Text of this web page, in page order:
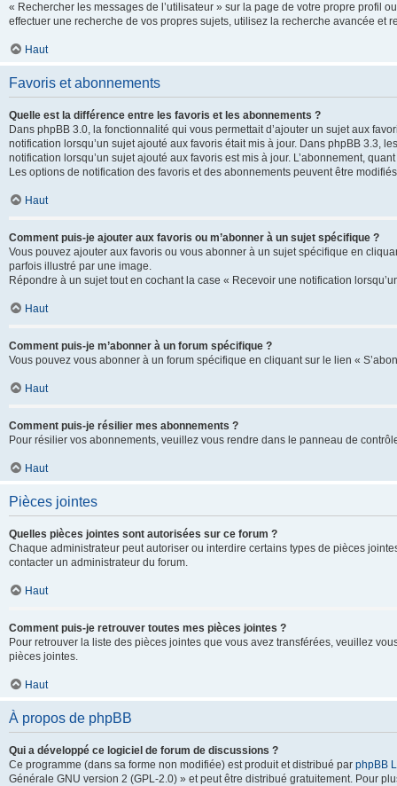
« Rechercher les messages de l’utilisateur » sur la page de votre propre profil
effectuer une recherche de vos propres sujets, utilisez la recherche avancée
Haut
Favoris et abonnements
Quelle est la différence entre les favoris et les abonnements ?
Dans phpBB 3.0, la fonctionnalité qui vous permettait d’ajouter un sujet aux
notification lorsqu’un sujet ajouté aux favoris était mis à jour. Dans phpBB 3.3,
notification lorsqu’un sujet ajouté aux favoris est mis à jour. L’abonnement,
Les options de notification des favoris et des abonnements peuvent être
Haut
Comment puis-je ajouter aux favoris ou m’abonner à un sujet spécifique ?
Vous pouvez ajouter aux favoris ou vous abonner à un sujet spécifique en
parfois illustré par une image.
Répondre à un sujet tout en cochant la case « Recevoir une notification
Haut
Comment puis-je m’abonner à un forum spécifique ?
Vous pouvez vous abonner à un forum spécifique en cliquant sur le lien «
Haut
Comment puis-je résilier mes abonnements ?
Pour résilier vos abonnements, veuillez vous rendre dans le panneau de
Haut
Pièces jointes
Quelles pièces jointes sont autorisées sur ce forum ?
Chaque administrateur peut autoriser ou interdire certains types de pièces
contacter un administrateur du forum.
Haut
Comment puis-je retrouver toutes mes pièces jointes ?
Pour retrouver la liste des pièces jointes que vous avez transférées, veuillez
pièces jointes.
Haut
À propos de phpBB
Qui a développé ce logiciel de forum de discussions ?
Ce programme (dans sa forme non modifiée) est produit et distribué par phpBB
Générale GNU version 2 (GPL-2.0) » et peut être distribué gratuitement. Pour